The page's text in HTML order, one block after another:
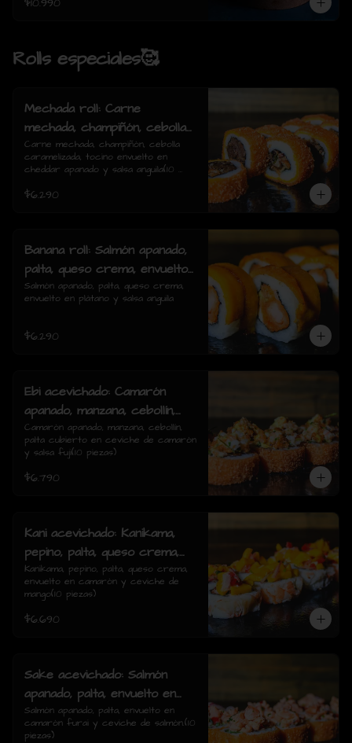
$10.990
Rolls especiales🥰
Mechada roll: Carne
mechada, champiñón, cebolla
caramelizada, tocino envuelto
en cheddar apanado y salsa
Carne mechada, champiñón, cebolla
caramelizada, tocino envuelto en
cheddar apanado y salsa anguila(10
$6.290
Banana roll: Salmón apanado,
palta, queso crema, envuelto
en plátano y salsa anguila(10
rolls)
Salmón apanado, palta, queso crema,
envuelto en plátano y salsa anguila
$6.290
Ebi acevichado: Camarón
apanado, manzana, cebollín,
palta cubierto en ceviche de
camarón y salsa fuji(10
Camarón apanado, manzana, cebollín,
palta cubierto en ceviche de camarón
y salsa fuji(10 piezas)
$6.790
Kani acevichado: Kanikama,
pepino, palta, queso crema,
envuelto en camarón y
ceviche de mango(10 piezas)
Kanikama, pepino, palta, queso crema,
envuelto en camarón y ceviche de
mango(10 piezas)
$6.690
Sake acevichado: Salmón
apanado, palta, envuelto en
camarón furai y ceviche de
salmón.(10 piezas)
Salmón apanado, palta, envuelto en
camarón furai y ceviche de salmón.(10
piezas)